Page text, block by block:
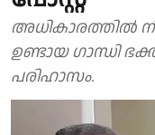
അധികാരത്തിൽ
ഉണ്ടായ ഗാന്ധി
പരിഹാസം.